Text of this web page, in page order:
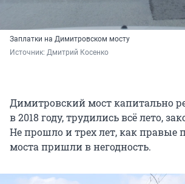
Заплатки на Димитровском мосту
Источник: Дмитрий Косенко
Димитровский мост капитально
в 2018 году, трудились всё лето,
Не прошло и трех лет, как правые
моста пришли в негодность.